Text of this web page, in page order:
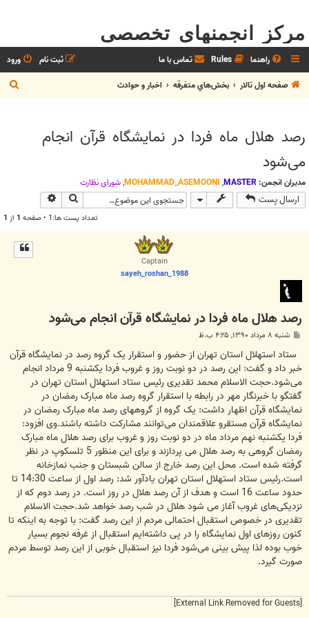
مرکز انجمنهای تخصصی
راهنما Rules تماس با ما ورود
ثبت نام
صفحه اول تالار
بخش‌‌هاي متفرقه اخبار و حوادث
س
رصد هلال ماه فردا در نمایشگاه قرآن انجام
می‌شود
مدیران انجمن: MASTER
,
MOHAMMAD_ASEMOONI
,شوراي نظارت
ارسال پست جستجو
تعداد پست ها:1 • صفحه 1 از 1
Captain
sayeh_roshan_1988
رصد هلال ماه فردا در نمایشگاه قرآن انجام می‌شود
ت
شنبه ۸ مرداد ۱۳۹۰, ۴:۲۵ ب.ظ
ستاد استهلال استان تهران از حضور و استقرار یک گروه رصد در نمایشگاه قرآن
خبر داد و گفت: این رصد در دو نوبت روز و غروب فردا یکشنبه 9 مرداد انجام
می‌شود.حجت الاسلام محمد تقدیری رئیس ستاد استهلال استان تهران در
گفتگو با خبرنگار مهر در رابطه با استقرار گروه رصد ماه مبارک رمضان در
نمایشگاه قرآن اظهار داشت: یک گروه از گروههای رصد ماه مبارک رمضان در
نمایشگاه قرآن مستقرو علاقمندان می‌توانند مشارکت داشته باشند.وی افزود:
فردا یکشنبه نهم مرداد ماه در دو نوبت روز و غروب برای رصد هلال ماه مبارک
رمضان گروهی به رصد هلال می پردازند و برای این منظور 5 تلسکوپ در نظر
گرفته شده است. محل این رصد خارج از سالن شبستان و جنب نمازخانه
است.رئیس ستاد استهلال استان تهران یادآور شد: رصد اول از ساعت 14:30 تا
حدود ساعت 16 است و هدف از آن رصد هلال در روز است. در رصد دوم که از
نزدیکی‌های غروب آغاز می شود هلال در شب رصد خواهد شد.حجت الاسلام
تقدیری در خصوص استقبال احتمالی مردم از این رصد گفت: با توجه به اینکه تا
کنون روزهای اول نمایشگاه را در پی داشته‌ایم استقبال از غرفه نجوم بسیار
خوب بوده لذا پیش بینی می‌شود فردا نیز استقبال خوبی از این رصد توسط مردم
صورت گیرد.
[External Link Removed for Guests]